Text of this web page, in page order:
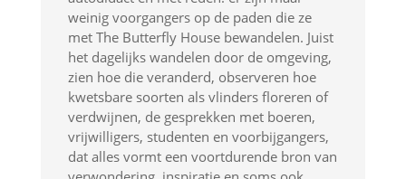
weinig voorgangers op de paden die ze
met The Butterfly House bewandelen. Juist
het dagelijks wandelen door de omgeving,
zien hoe die veranderd, observeren hoe
kwetsbare soorten als vlinders floreren of
verdwijnen, de gesprekken met boeren,
vrijwilligers, studenten en voorbijgangers,
dat alles vormt een voortdurende bron van